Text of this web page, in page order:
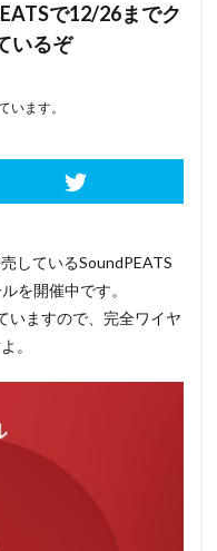
で12/26までク
いるぞ
います。
しているSoundPEATS
を開催中です。
いますので、完全ワイヤ
。